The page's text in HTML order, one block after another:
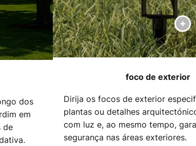
dos
em
de
foco de exterior
Dirija os focos de exterior
plantas ou detalhes
com luz e, ao mesmo tempo,
segurança nas áreas exteriores.